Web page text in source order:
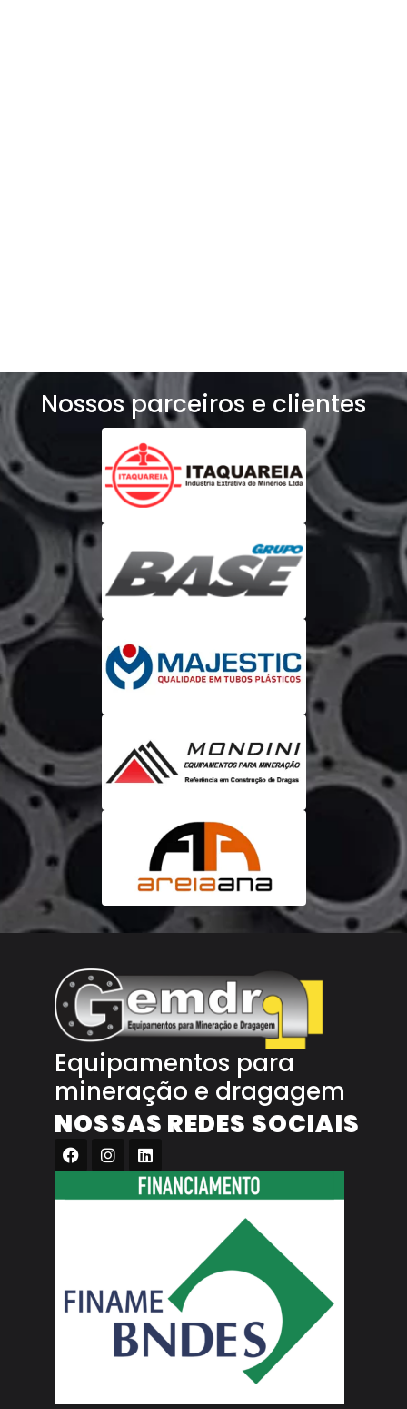
Nossos parceiros e clientes
Equipamentos para
mineração e dragagem
NOSSAS REDES SOCIAIS